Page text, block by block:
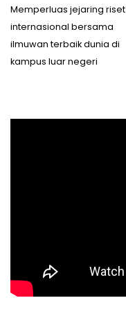
Memperluas jejaring riset
internasional bersama
ilmuwan terbaik dunia di
kampus luar negeri